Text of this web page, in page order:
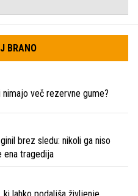
BRANO
več rezervne gume?
brez sledu: nikoli ga niso
ena tragedija